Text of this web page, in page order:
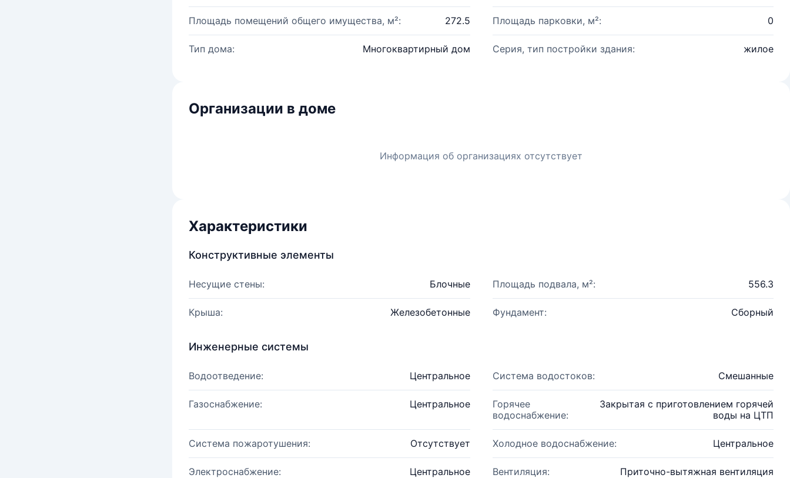
Площадь помещений общего имущества, м²: 272.5 Площадь парковки, м²: 0
Тип дома: Многоквартирный дом Серия, тип постройки здания: жилое
Организации в доме
Информация об организациях отсутствует
Характеристики
Конструктивные элементы
Несущие стены: Блочные Площадь подвала, м²: 556.3
Крыша: Железобетонные Фундамент: Сборный
Инженерные системы
Водоотведение: Центральное Система водостоков: Смешанные
Газоснабжение: Центральное
Горячее
водоснабжение:
Закрытая с приготовлением горячей
воды на ЦТП
Система пожаротушения: Отсутствует Холодное водоснабжение: Центральное
Электроснабжение: Центральное Вентиляция: Приточно-вытяжная вентиляция